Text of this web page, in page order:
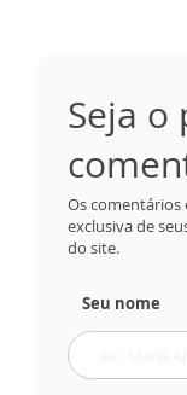
Seja o
Os comentários
exclusiva de
do site.
Seu nome